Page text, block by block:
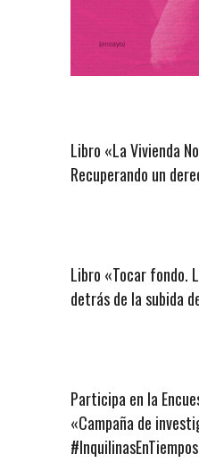
Libro «La Vivienda
Recuperando un
Libro «Tocar fondo.
detrás de la subida
Participa en la
«Campaña de